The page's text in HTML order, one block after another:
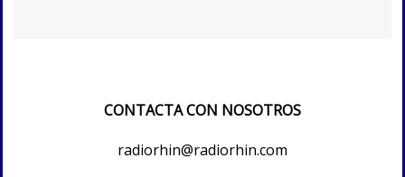
CONTACTA CON NOSOTROS
radiorhin@radiorhin.com